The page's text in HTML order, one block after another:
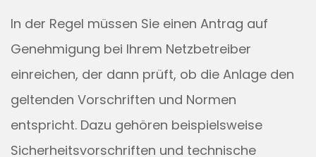
In der Regel müssen Sie einen Antrag auf
Genehmigung bei Ihrem Netzbetreiber
einreichen, der dann prüft, ob die Anlage den
geltenden Vorschriften und Normen
entspricht. Dazu gehören beispielsweise
Sicherheitsvorschriften und technische